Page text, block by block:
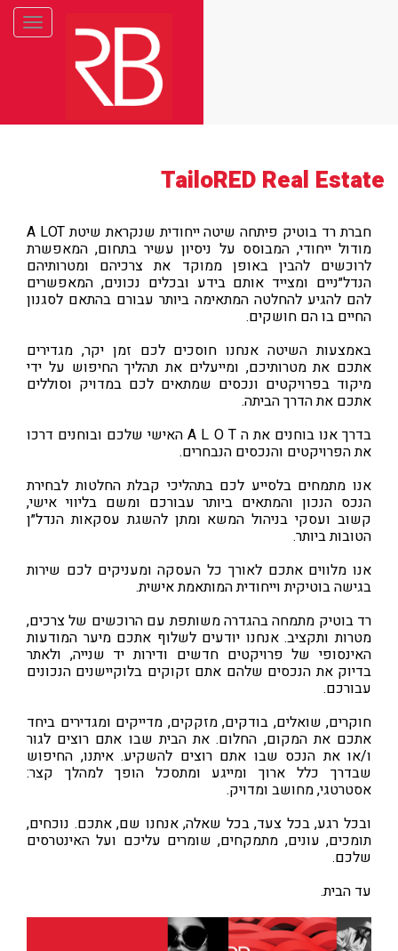
TailoRED Real Estate
חברת רד בוטיק פיתחה שיטה ייחודית שנקראת שיטת A LOT
מודול ייחודי, המבוסס על ניסיון עשיר בתחום, המאפשרת
לרוכשים להבין באופן ממוקד את צרכיהם ומטרותיהם
הנדל״ניים ומצייד אותם בידע ובכלים נכונים, המאפשרים
להם להגיע להחלטה המתאימה ביותר עבורם בהתאם לסגנון
החיים בו הם חושקים.
באמצעות השיטה אנחנו חוסכים לכם זמן יקר, מגדירים
אתכם את מטרותיכם, ומייעלים את תהליך החיפוש על ידי
מיקוד בפרויקטים ונכסים שמתאים לכם במדויק וסוללים
אתכם את הדרך הביתה.
בדרך אנו בוחנים את ה A L O T האישי שלכם ובוחנים דרכו
את הפרויקטים והנכסים הנבחרים.
אנו מתמחים בלסייע לכם בתהליכי קבלת החלטות לבחירת
הנכס הנכון והמתאים ביותר עבורכם ומשם בליווי אישי,
קשוב ועסקי בניהול המשא ומתן להשגת עסקאות הנדל״ן
הטובות ביותר.
אנו מלווים אתכם לאורך כל העסקה ומעניקים לכם שירות
בגישה בוטיקית וייחודית המותאמת אישית.
רד בוטיק מתמחה בהגדרה משותפת עם הרוכשים של צרכים,
מטרות ותקציב. אנחנו יודעים לשלוף אתכם מיער המודעות
האינסופי של פרויקטים חדשים ודירות יד שנייה, ולאתר
בדיוק את הנכסים שלהם אתם זקוקים בלוקיישנים הנכונים
עבורכם.
חוקרים, שואלים, בודקים, מזקקים, מדייקים ומגדירים ביחד
אתכם את המקום, החלום. את הבית שבו אתם רוצים לגור
ו/או את הנכס שבו אתם רוצים להשקיע. איתנו, החיפוש
שבדרך כלל ארוך ומייגע ומתסכל הופך למהלך קצר:
אסטרטגי, מחושב ומדויק.
ובכל רגע, בכל צעד, בכל שאלה, אנחנו שם, אתכם. נוכחים,
תומכים, עונים, מתמקחים, שומרים עליכם ועל האינטרסים
שלכם.
עד הבית.